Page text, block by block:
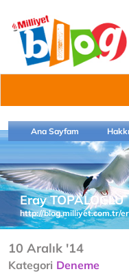
Ana Sayfam
Eray TOPALOĞLU
http://blog.milliyet.com.tr/
10 Aralık '14
Kategori Deneme